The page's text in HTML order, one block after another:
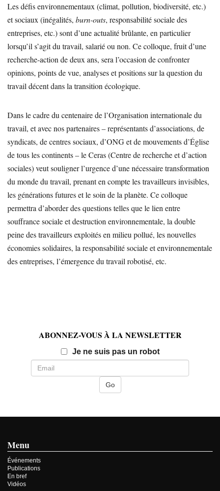
Les défis environnementaux (climat, pollution, biodiversité, etc.)
et sociaux (inégalités, burn-outs, responsabilité sociale des
entreprises, etc.) sont d’une actualité brûlante, en particulier
lorsqu’il s’agit du travail, salarié ou non. Ce colloque, fruit d’une
recherche-action de deux ans, sera l’occasion de confronter
opinions, points de vue, analyses et positions sur la question du
travail décent dans la transition écologique.
Dans le cadre du centenaire de l’Organisation internationale du
travail, et avec nos partenaires – représentants d’associations, de
syndicats, de centres sociaux, d’ONG et de mouvements d’Église
de tous les continents – le Ceras (Centre de recherche et d’action
sociales) veut souligner l’urgence d’une nécessaire transformation
du monde du travail, prenant en compte les travailleurs invisibles,
les générations futures et le soin de la planète. Ce colloque
permettra d’aborder des questions telles que le lien entre
souffrance sociale et destruction environnementale, la double
peine des travailleurs exploités en milieu pollué, les nouvelles
économies solidaires, la responsabilité sociale et environnementale
des entreprises, l’émergence du travail robotisé, etc.
ABONNEZ-VOUS À LA NEWSLETTER
Je ne suis pas un robotEmail
Menu
Événements
Publications
En bref
Vidéos